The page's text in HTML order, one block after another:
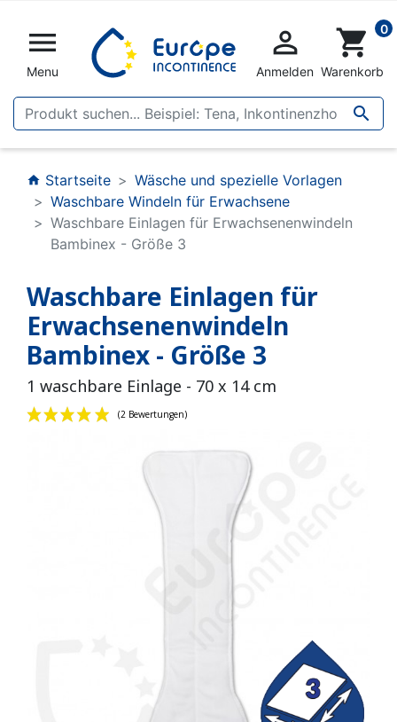

Menu


Anmelden
shopping_cart 0
Warenkorb
home Startseite
Wäsche und spezielle Vorlagen
Waschbare Windeln für Erwachsene
Waschbare Einlagen für Erwachsenenwindeln
Bambinex - Größe 3
Waschbare Einlagen für
Erwachsenenwindeln
Bambinex - Größe 3
1 waschbare Einlage - 70 x 14 cm
(2 Bewertungen)